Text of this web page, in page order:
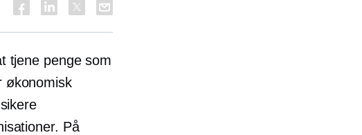
tjene penge som
økonomisk
På